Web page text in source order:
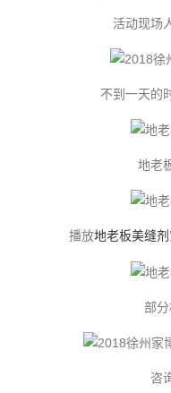
活动现场
不到一天的
地老
播放地老板美缝剂
部
咨